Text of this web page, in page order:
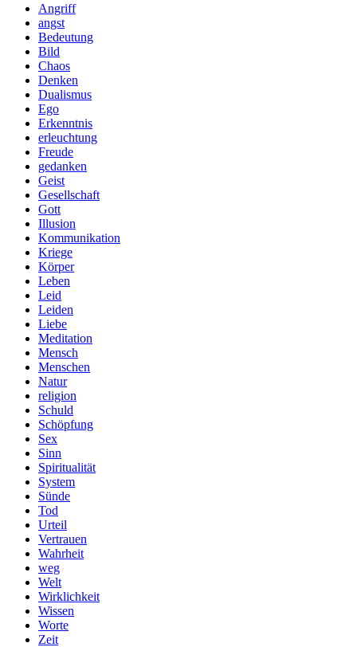
Angriff
angst
Bedeutung
Bild
Chaos
Denken
Dualismus
Ego
Erkenntnis
erleuchtung
Freude
gedanken
Geist
Gesellschaft
Gott
Illusion
Kommunikation
Kriege
Körper
Leben
Leid
Leiden
Liebe
Meditation
Mensch
Menschen
Natur
religion
Schuld
Schöpfung
Sex
Sinn
Spiritualität
System
Sünde
Tod
Urteil
Vertrauen
Wahrheit
weg
Welt
Wirklichkeit
Wissen
Worte
Zeit